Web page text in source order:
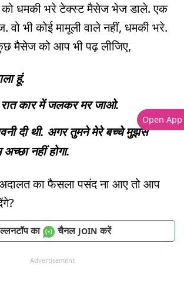
धमकी भरे टेक्स्ट मैसेज भेज डाले. एक
वो भी कोई मामूली वाले नहीं, धमकी भरे.
मैसेज को आप भी पढ़ लीजिए,
हूं.
कार में जलकर मर जाओ.
दी थी. अगर तुमने मेरे बच्चे मुझसे
नहीं होगा.
का फैसला पसंद ना आए तो आप
का चैनल JOIN करें
Advertisement
Open App